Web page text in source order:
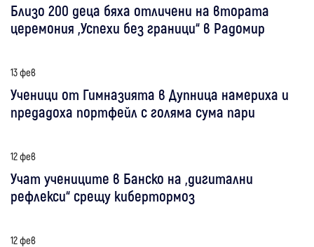
Близо 200 деца бяха отличени на втората
церемония „Успехи без граници“ в Радомир
13 фев
Ученици от Гимназията в Дупница намериха и
предадоха портфейл с голяма сума пари
12 фев
Учат учениците в Банско на „дигитални
рефлекси“ срещу кибертормоз
12 фев